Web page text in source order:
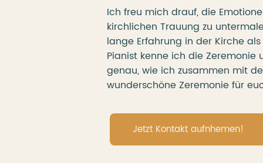
Ich freu mich drauf, die
kirchlichen Trauung zu
lange Erfahrung in der Kirche
Pianist kenne ich die Zeremonie
genau, wie ich zusammen mit
wunderschöne Zeremonie für
Jetzt Kontakt aufnhemen!